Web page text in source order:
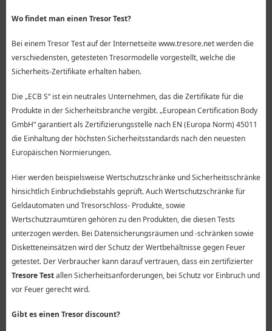
Wo findet man einen Tresor Test?
Bei einem Tresor Test auf der Internetseite www.tresore.net werden die
verschiedensten, getesteten Tresormodelle vorgestellt, welche die
Sicherheits-Zertifikate erhalten haben.
Die „ECB S“ ist ein neutrales Unternehmen, das die Zertifikate für die
Produkte in der Sicherheitsbranche vergibt. „European Certification Body
GmbH“ garantiert als Zertifizierungsstelle nach EN (Europa Norm) 45011
die Einhaltung der höchsten Sicherheitsstandards nach den neuesten
Europäischen Normierungen.
Hier werden beispielsweise Wertschutzschränke und Sicherheitsschränke
hinsichtlich Einbruchdiebstahls geprüft. Auch Wertschutzschränke für
Geldautomaten und Tresorschloss- Produkte, sowie
Wertschutzraumtüren gehören zu den Produkten, die diesen Tests
unterzogen werden. Bei Datensicherungsräumen und -schränken sowie
Disketteneinsätzen wird der Schutz der Wertbehältnisse gegen Feuer
getestet. Der Verbraucher kann darauf vertrauen, dass ein zertifizierter
Tresore Testallen Sicherheitsanforderungen, bei Schutz vor Einbruch und
vor Feuer gerecht wird.
Gibt es einen Tresor discount?